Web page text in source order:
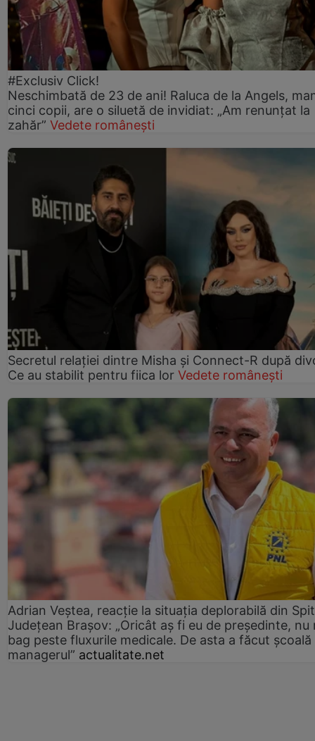
#Exclusiv Click!
Neschimbată de 23 de ani! Raluca de la Angels,
cinci copii, are o siluetă de invidiat: „Am renunțat la
zahăr” Vedete românești
Secretul relației dintre Misha și Connect-R după
Ce au stabilit pentru fiica lor Vedete românești
Adrian Veștea, reacție la situația deplorabilă din
Județean Brașov: „Oricât aș fi eu de președinte, nu
bag peste fluxurile medicale. De asta a făcut școală
managerul” actualitate.net